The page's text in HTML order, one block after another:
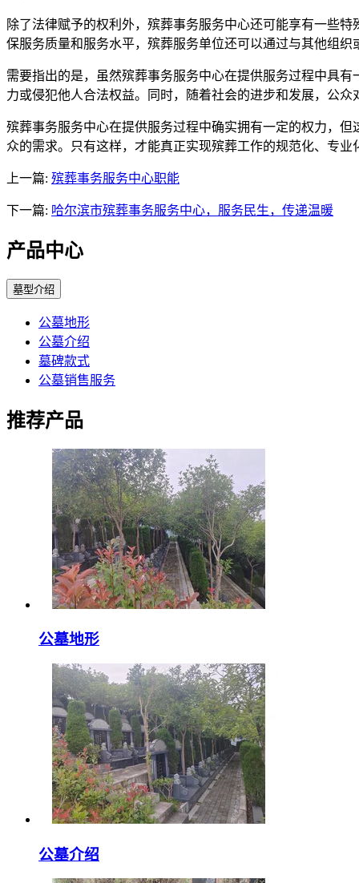
除了法律赋予的权利外，殡葬事务服务中心还可能享有一些
保服务质量和服务水平，殡葬服务单位还可以通过与其他组
需要指出的是，虽然殡葬事务服务中心在提供服务过程中具
力或侵犯他人合法权益。同时，随着社会的进步和发展，公
殡葬事务服务中心在提供服务过程中确实拥有一定的权力，
众的需求。只有这样，才能真正实现殡葬工作的规范化、专
上一篇: 殡葬事务服务中心职能
下一篇: 哈尔滨市殡葬事务服务中心，服务民生，传递温暖
产品中心
墓型介绍
公墓地形
公墓介绍
墓碑款式
公墓销售服务
推荐产品
公墓地形
公墓介绍